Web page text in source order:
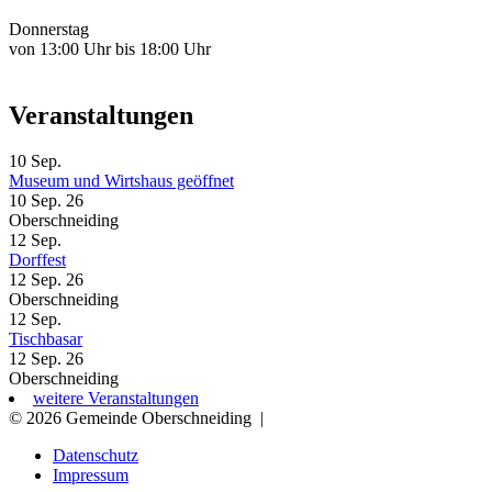
Donnerstag
von 13:00 Uhr bis 18:00 Uhr
Veranstaltungen
10 Sep.
Museum und Wirtshaus geöffnet
10 Sep. 26
Oberschneiding
12 Sep.
Dorffest
12 Sep. 26
Oberschneiding
12 Sep.
Tischbasar
12 Sep. 26
Oberschneiding
weitere Veranstaltungen
© 2026 Gemeinde Oberschneiding |
Datenschutz
Impressum